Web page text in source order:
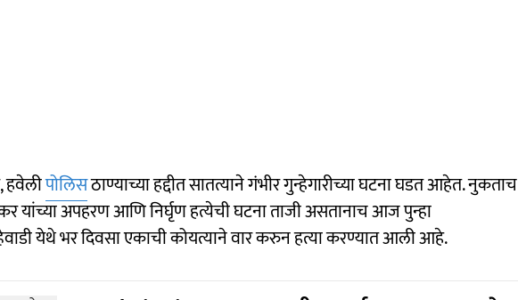
हवेलीपोलिसठाण्याच्या हद्दीत सातत्याने गंभीर गुन्हेगारीच्या घटना घडत आहेत. नुकताच
यांच्या अपहरण आणि निर्घृण हत्येची घटना ताजी असतानाच आज पुन्हा
येथे भर दिवसा एकाची कोयत्याने वार करुन हत्या करण्यात आली आहे.